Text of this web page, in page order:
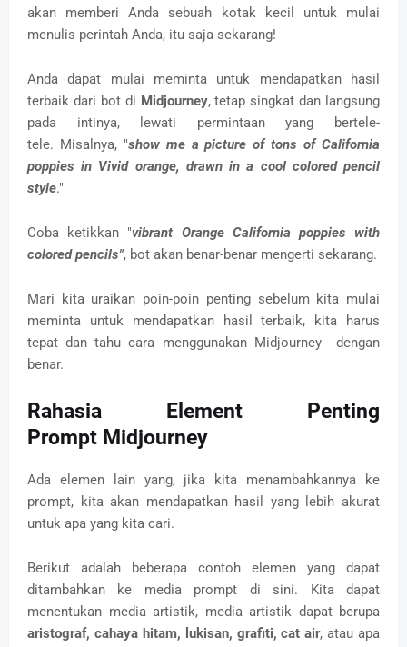
akan memberi Anda sebuah kotak kecil untuk mulai
menulis perintah Anda, itu saja sekarang!
Anda dapat mulai meminta untuk mendapatkan hasil
terbaik dari bot di Midjourney, tetap singkat dan langsung
pada intinya, lewati permintaan yang bertele-
tele. Misalnya, "show me a picture of tons of California
poppies in Vivid orange, drawn in a cool colored pencil
style."
Coba ketikkan "vibrant Orange California poppies with
colored pencils", bot akan benar-benar mengerti sekarang.
Mari kita uraikan poin-poin penting sebelum kita mulai
meminta untuk mendapatkan hasil terbaik, kita harus
tepat dan tahu cara menggunakan Midjourney dengan
benar.
Rahasia Element Penting
Prompt Midjourney
Ada elemen lain yang, jika kita menambahkannya ke
prompt, kita akan mendapatkan hasil yang lebih akurat
untuk apa yang kita cari.
Berikut adalah beberapa contoh elemen yang dapat
ditambahkan ke media prompt di sini. Kita dapat
menentukan media artistik, media artistik dapat berupa
aristograf, cahaya hitam, lukisan, grafiti, cat air, atau apa